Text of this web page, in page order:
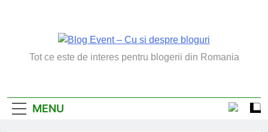
Blog Event – Cu Si
Tot ce este de interes pentru blogerii din Romania
MENU